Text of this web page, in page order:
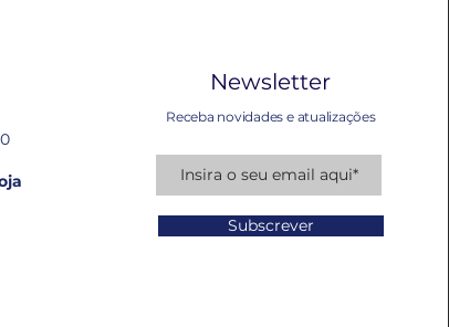
Newsletter
Receba novidades e atualizações
Subscrever